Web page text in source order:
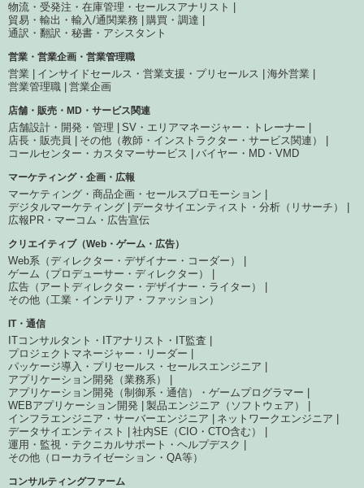
物流・受発注・在庫管理・セールスアナリスト
貿易・輸出・輸入/通関業務
購買・調達
通訳・翻訳・秘書・アシスタント
営業・営業企画・営業管理職
営業 インサイドセールス・営業支援・プリセールス
海外営業
営業管理職
営業企画
店舗・販売・MD・サービス関連
店舗設計・開発・管理
SV・エリアマネージャー・トレーナー
店長・販売員
その他（教師・インストラクター・サービス関連）
コールセンター・カスタマーサービス
バイヤー・MD・VMD
マーケティング・企画・広報
マーケティング・商品企画・セールスプロモーション
デジタルマーケティング
データサイエンティスト・分析（リサーチ）
広報PR・マーコム・広告宣伝
クリエイティブ（Web・ゲーム・広告）
Web系（ディレクター・デザイナー・コーダー）
ゲーム（プロデューサー・ディレクター）
広告（アートディレクター・デザイナー・ライター）
その他（工業・インテリア・ファッション）
IT・通信
ITコンサルタント・ITアナリスト・IT監査
プロジェクトマネージャー・リーダー
パッケージ導入・プリセールス・セールスエンジニア
アプリケーション開発（業務系）
アプリケーション開発（制御系・通信）・ゲームプログラマー
WEBアプリケーション開発
製品エンジニア（ソフトウェア）
インフラエンジニア・サーバーエンジニア
ネットワークエンジニア
データサイエンティスト
社内SE（CIO・CTO含む）
運用・監視・テクニカルサポート・ヘルプデスク
その他（ローカライゼーション・QA等）
コンサルティングファーム